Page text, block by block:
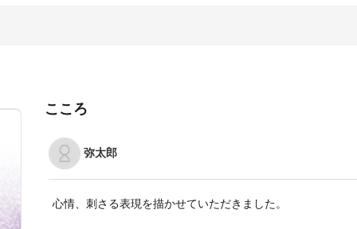
こころ
弥太郎
心情、刺さる表現を描かせていただきました。